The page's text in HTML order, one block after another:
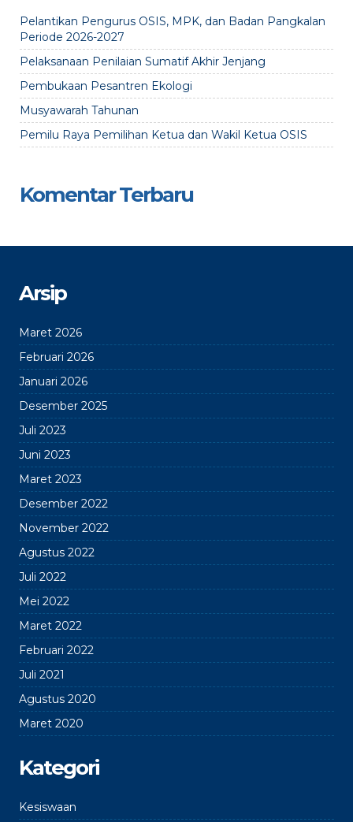
Pelantikan Pengurus OSIS, MPK, dan Badan Pangkalan
Periode 2026-2027
Pelaksanaan Penilaian Sumatif Akhir Jenjang
Pembukaan Pesantren Ekologi
Musyawarah Tahunan
Pemilu Raya Pemilihan Ketua dan Wakil Ketua OSIS
Komentar Terbaru
Arsip
Maret 2026
Februari 2026
Januari 2026
Desember 2025
Juli 2023
Juni 2023
Maret 2023
Desember 2022
November 2022
Agustus 2022
Juli 2022
Mei 2022
Maret 2022
Februari 2022
Juli 2021
Agustus 2020
Maret 2020
Kategori
Kesiswaan